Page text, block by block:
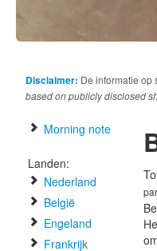
Disclaimer: De informatie
based on publicly disclosed
Morning note
Landen:
Nederland
België
Engeland
Frankrijk